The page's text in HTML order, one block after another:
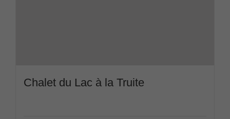
Chalet du Lac à la Truite